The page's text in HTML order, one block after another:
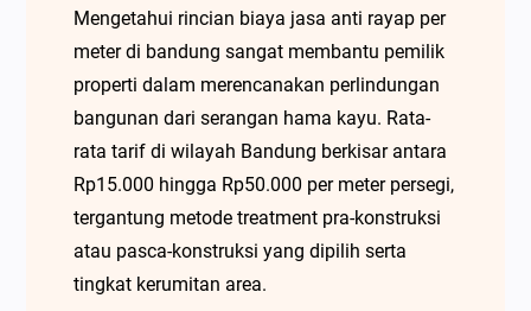
Mengetahui rincian biaya jasa anti rayap per
meter di bandung sangat membantu pemilik
properti dalam merencanakan perlindungan
bangunan dari serangan hama kayu. Rata-
rata tarif di wilayah Bandung berkisar antara
Rp15.000 hingga Rp50.000 per meter persegi,
tergantung metode treatment pra-konstruksi
atau pasca-konstruksi yang dipilih serta
tingkat kerumitan area.